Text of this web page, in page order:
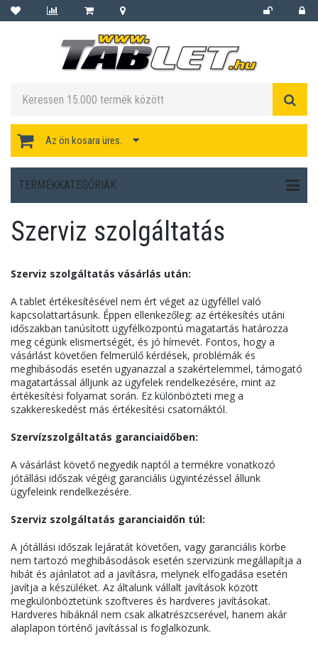
Az ön kosara üres.
TERMÉKKATEGÓRIÁK
Szerviz szolgáltatás
Szerviz szolgáltatás vásárlás után:
A tablet értékesítésével nem ért véget az ügyféllel való
kapcsolattartásunk. Éppen ellenkezőleg: az értékesítés utáni
időszakban tanúsított ügyfélközpontú magatartás határozza
meg cégünk elismertségét, és jó hírnevét. Fontos, hogy a
vásárlást követően felmerülő kérdések, problémák és
meghibásodás esetén ugyanazzal a szakértelemmel, támogató
magatartással álljunk az ügyfelek rendelkezésére, mint az
értékesítési folyamat során. Ez különbözteti meg a
szakkereskedést más értékesítési csatornáktól.
Szervízszolgáltatás garanciaidőben:
A vásárlást követő negyedik naptól a termékre vonatkozó
jótállási időszak végéig garanciális ügyintézéssel állunk
ügyfeleink rendelkezésére.
Szerviz szolgáltatás garanciaidőn túl:
A jótállási időszak lejáratát követően, vagy garanciális körbe
nem tartozó meghibásodások esetén szervizünk megállapítja a
hibát és ajánlatot ad a javításra, melynek elfogadása esetén
javítja a készüléket. Az általunk vállalt javítások között
megkülönböztetünk szoftveres és hardveres javításokat.
Hardveres hibáknál nem csak alkatrészcserével, hanem akár
alaplapon történő javítással is foglalkozunk.